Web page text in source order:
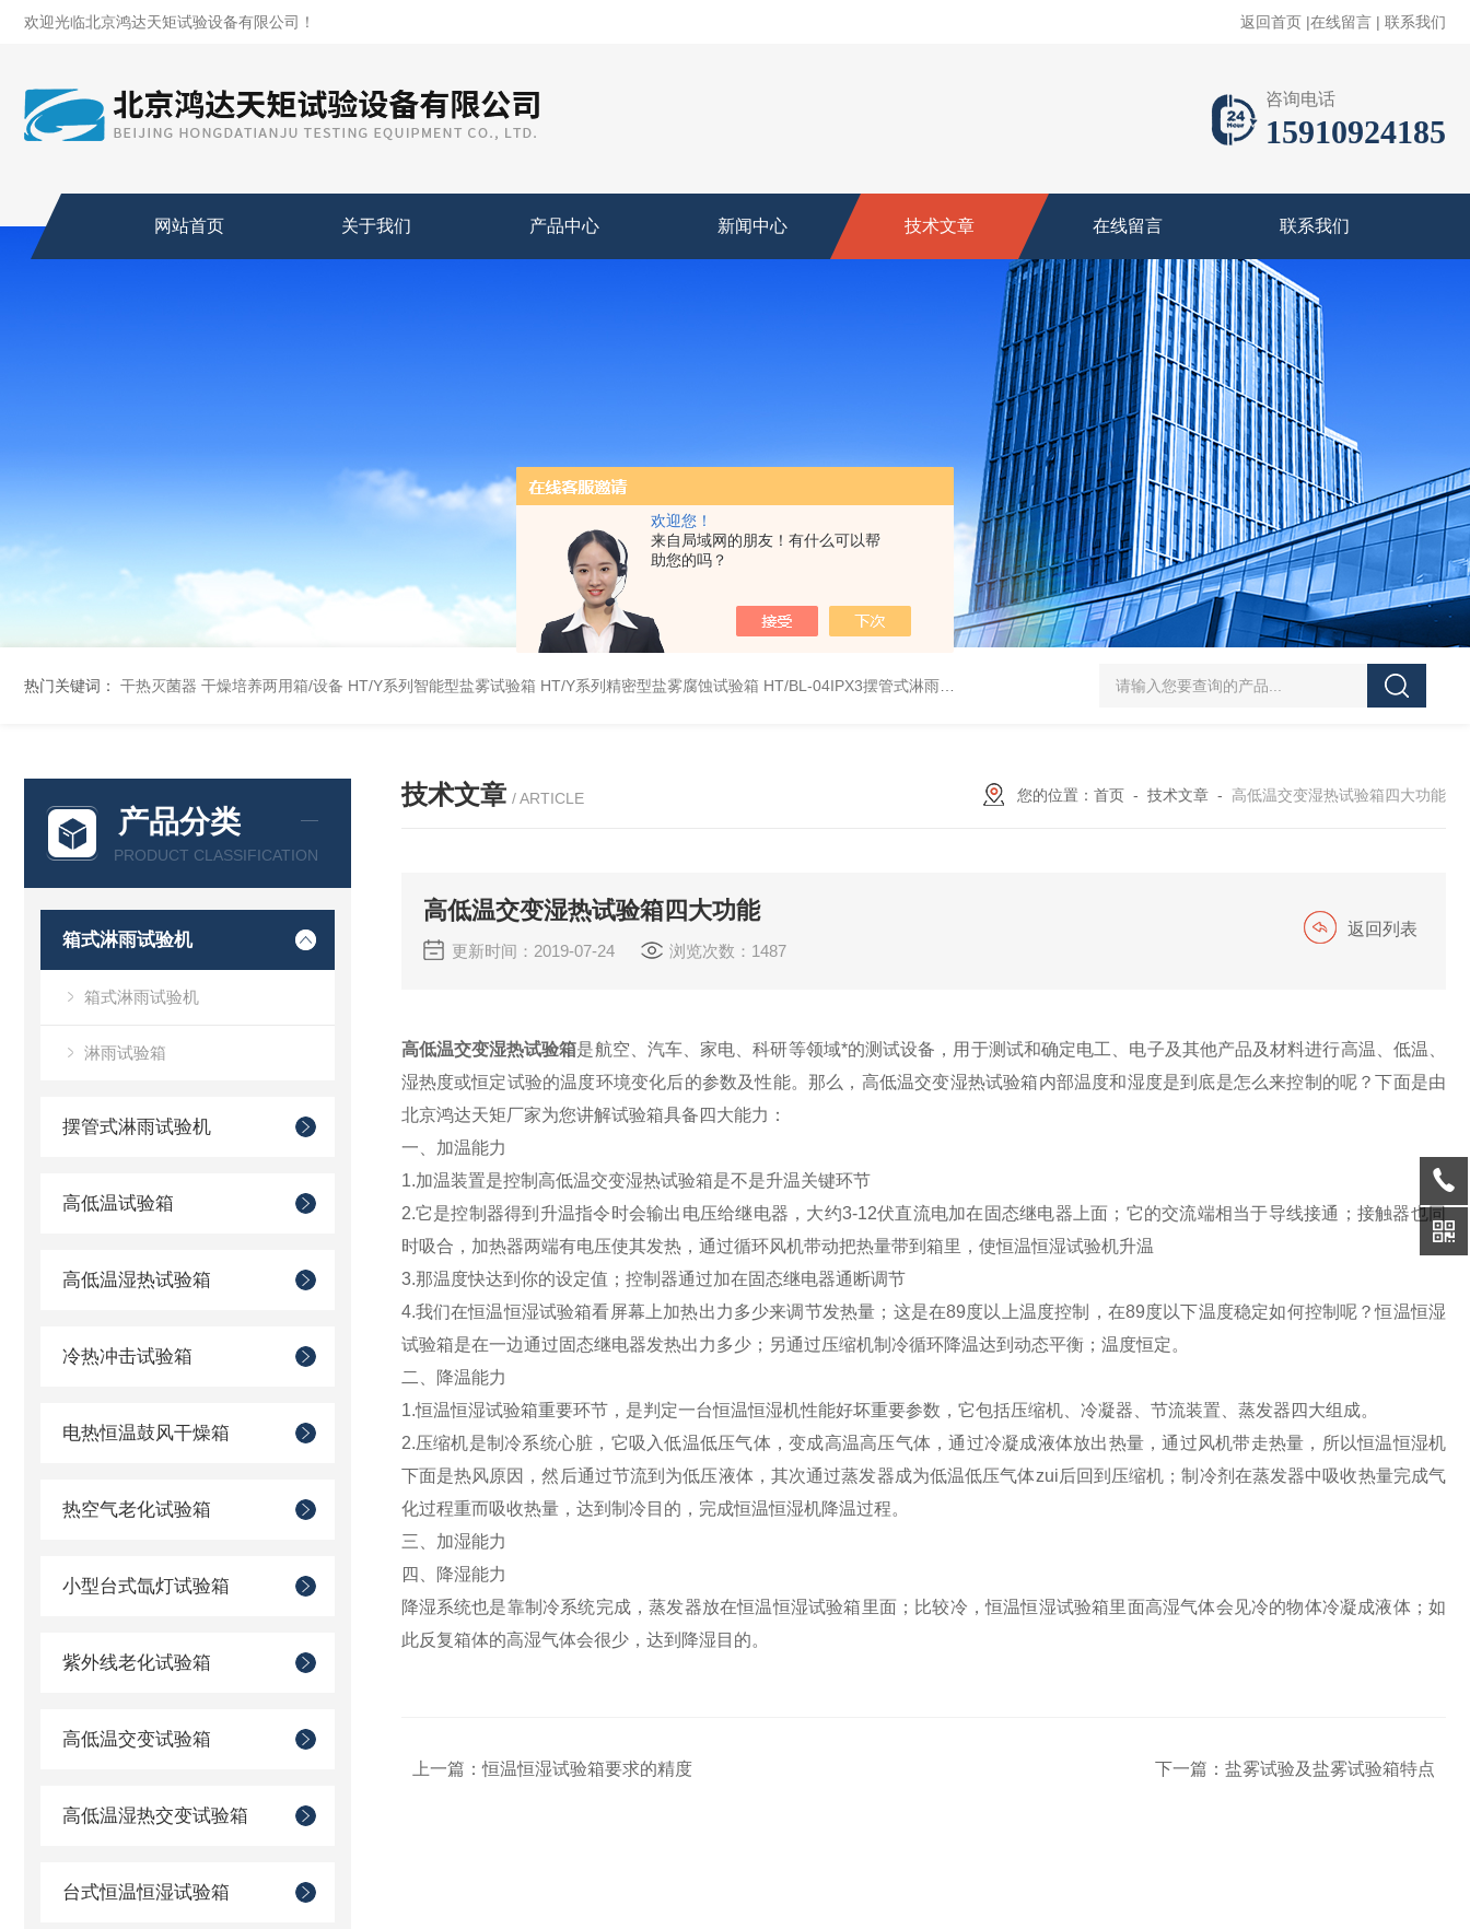
欢迎您！
来自局域网的朋友！有什么可以帮
助您的吗？
欢迎光临北京鸿达天矩试验设备有限公司！ 返回首页 |在线留言 | 联系我们
咨询电话
15910924185
网站首页 关于我们 产品中心 新闻中心 技术文章 在线留言 联系我们
热门关键词： 干热灭菌器 干燥培养两用箱/设备 HT/Y系列智能型盐雾试验箱 HT/Y系列精密型盐雾腐蚀试验箱 HT/BL-04IPX3摆管式淋雨试验机 HT/SC-800砂尘试验机厂家 HT/GDSJ-80天津小型高低温交变湿热试验
产品分类
PRODUCT CLASSIFICATION
箱式淋雨试验机
箱式淋雨试验机
淋雨试验箱
摆管式淋雨试验机
高低温试验箱
高低温湿热试验箱
冷热冲击试验箱
电热恒温鼓风干燥箱
热空气老化试验箱
小型台式氙灯试验箱
紫外线老化试验箱
高低温交变试验箱
高低温湿热交变试验箱
台式恒温恒湿试验箱
技术文章 / ARTICLE 您的位置： 首页 - 技术文章 - 高低温交变湿热试验箱四大功能
高低温交变湿热试验箱四大功能
更新时间：2019-07-24 浏览次数：1487
返回列表
高低温交变湿热试验箱是航空、汽车、家电、科研等领域*的测试设备，用于测试和确定电工、电子及其他产品及材料进行高温、低温、
湿热度或恒定试验的温度环境变化后的参数及性能。那么，高低温交变湿热试验箱内部温度和湿度是到底是怎么来控制的呢？下面是由
北京鸿达天矩厂家为您讲解试验箱具备四大能力：
一、加温能力
1.加温装置是控制高低温交变湿热试验箱是不是升温关键环节
2.它是控制器得到升温指令时会输出电压给继电器，大约3-12伏直流电加在固态继电器上面；它的交流端相当于导线接通；接触器也同
时吸合，加热器两端有电压使其发热，通过循环风机带动把热量带到箱里，使恒温恒湿试验机升温
3.那温度快达到你的设定值；控制器通过加在固态继电器通断调节
4.我们在恒温恒湿试验箱看屏幕上加热出力多少来调节发热量；这是在89度以上温度控制，在89度以下温度稳定如何控制呢？恒温恒湿
试验箱是在一边通过固态继电器发热出力多少；另通过压缩机制冷循环降温达到动态平衡；温度恒定。
二、降温能力
1.恒温恒湿试验箱重要环节，是判定一台恒温恒湿机性能好坏重要参数，它包括压缩机、冷凝器、节流装置、蒸发器四大组成。
2.压缩机是制冷系统心脏，它吸入低温低压气体，变成高温高压气体，通过冷凝成液体放出热量，通过风机带走热量，所以恒温恒湿机
下面是热风原因，然后通过节流到为低压液体，其次通过蒸发器成为低温低压气体zui后回到压缩机；制冷剂在蒸发器中吸收热量完成气
化过程重而吸收热量，达到制冷目的，完成恒温恒湿机降温过程。
三、加湿能力
四、降湿能力
降湿系统也是靠制冷系统完成，蒸发器放在恒温恒湿试验箱里面；比较冷，恒温恒湿试验箱里面高湿气体会见冷的物体冷凝成液体；如
此反复箱体的高湿气体会很少，达到降湿目的。
上一篇：恒温恒湿试验箱要求的精度 下一篇： 盐雾试验及盐雾试验箱特点